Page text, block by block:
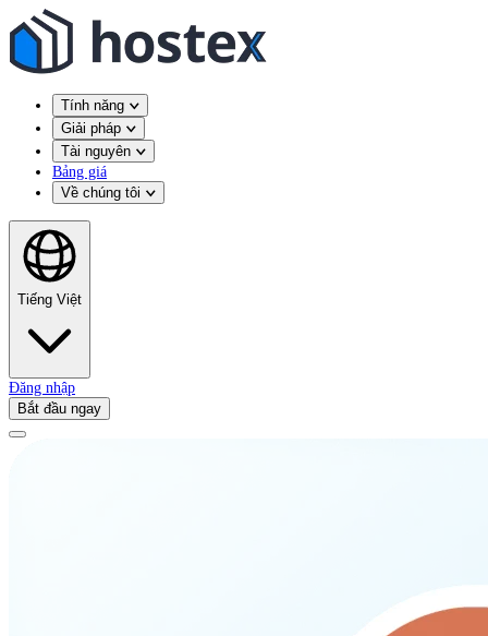
Tính năng
Giải pháp
Tài nguyên
Bảng giá
Về chúng tôi
Tiếng Việt
Đăng nhập
Bắt đầu ngay